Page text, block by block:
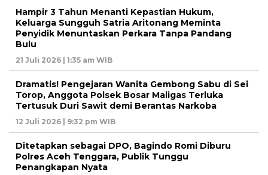
Hampir 3 Tahun Menanti Kepastian Hukum,
Keluarga Sungguh Satria Aritonang Meminta
Penyidik Menuntaskan Perkara Tanpa Pandang
Bulu
21 Juli 2026 | 1:35 am WIB
Dramatis! Pengejaran Wanita Gembong Sabu di Sei
Torop, Anggota Polsek Bosar Maligas Terluka
Tertusuk Duri Sawit demi Berantas Narkoba
12 Juli 2026 | 9:32 pm WIB
Ditetapkan sebagai DPO, Bagindo Romi Diburu
Polres Aceh Tenggara, Publik Tunggu
Penangkapan Nyata